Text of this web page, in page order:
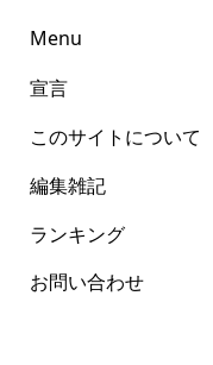
Menu
宣言
このサイトについて
編集雑記
ランキング
お問い合わせ